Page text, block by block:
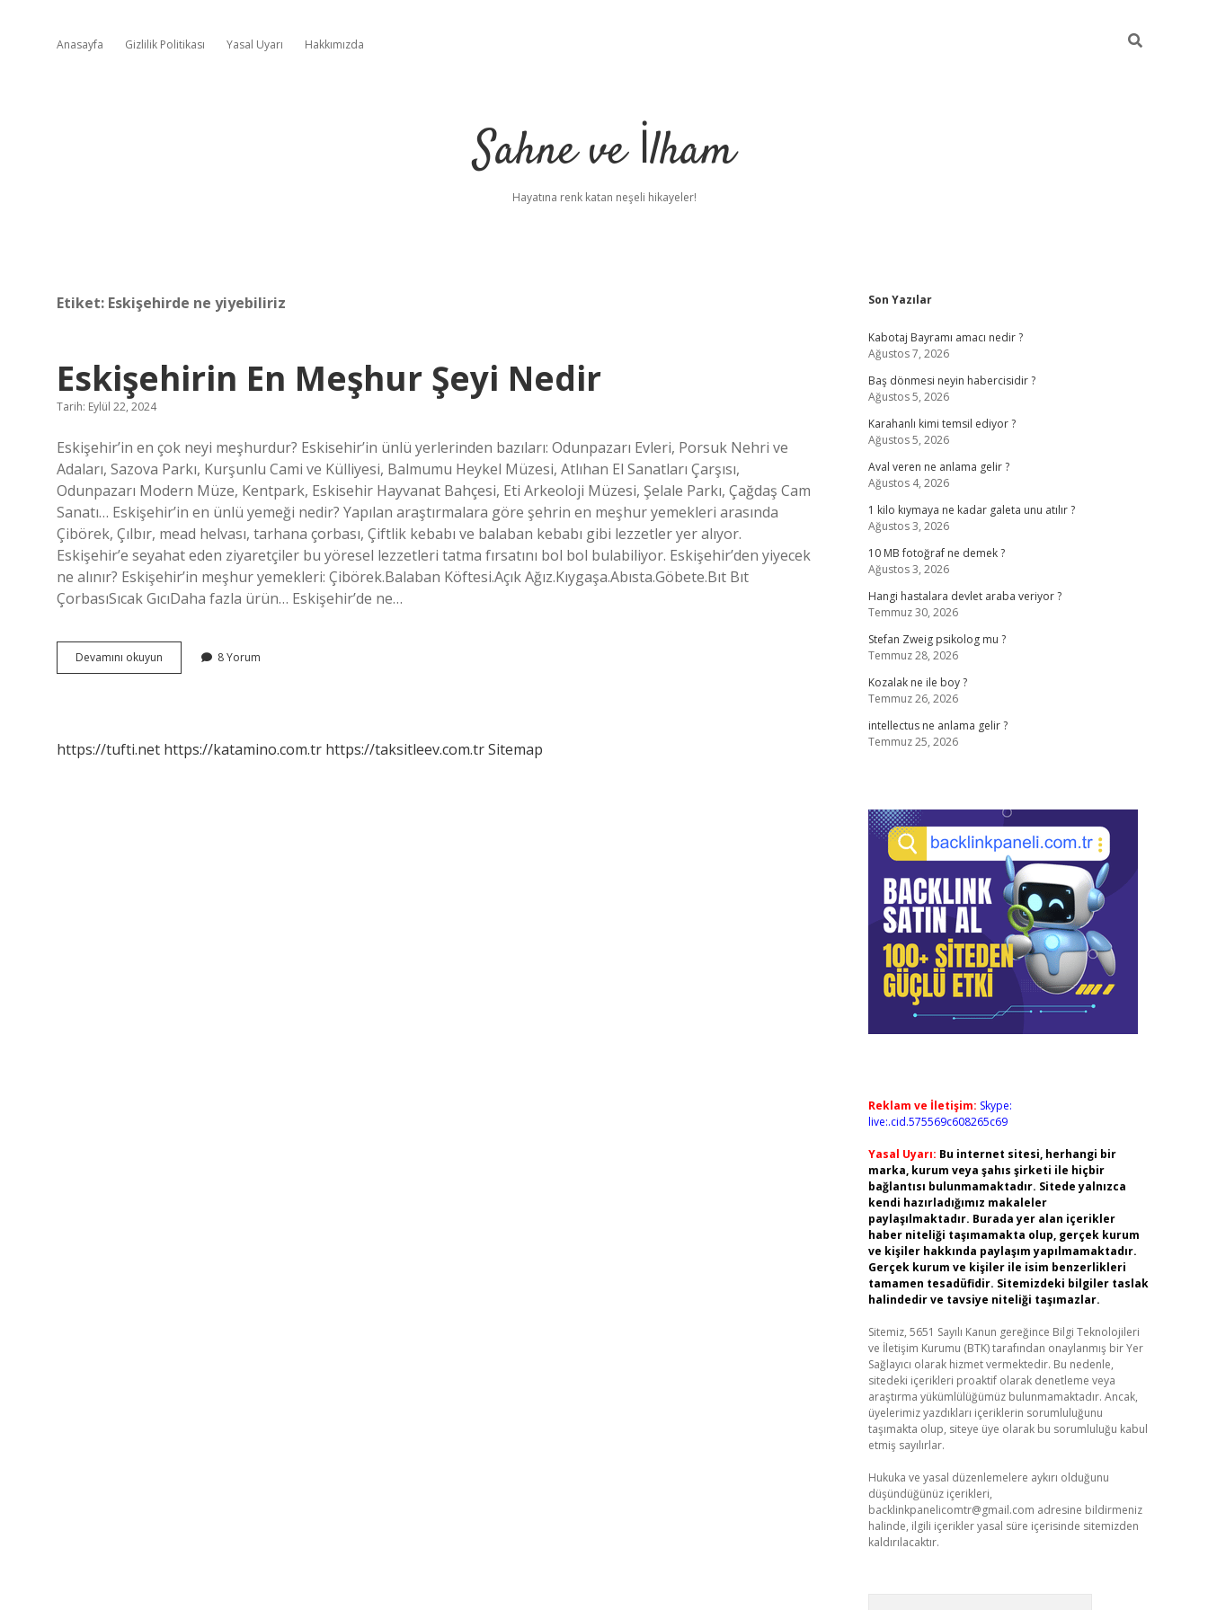
Anasayfa Gizlilik Politikası Yasal Uyarı Hakkımızda
Sahne ve İlham
Hayatına renk katan neşeli hikayeler!
Etiket: Eskişehirde ne yiyebiliriz
Eskişehirin En Meşhur Şeyi Nedir
Tarih: Eylül 22, 2024
Eskişehir’in en çok neyi meşhurdur? Eskisehir’in ünlü yerlerinden bazıları: Odunpazarı Evleri, Porsuk Nehri ve
Adaları, Sazova Parkı, Kurşunlu Cami ve Külliyesi, Balmumu Heykel Müzesi, Atlıhan El Sanatları Çarşısı,
Odunpazarı Modern Müze, Kentpark, Eskisehir Hayvanat Bahçesi, Eti Arkeoloji Müzesi, Şelale Parkı, Çağdaş Cam
Sanatı… Eskişehir’in en ünlü yemeği nedir? Yapılan araştırmalara göre şehrin en meşhur yemekleri arasında
Çibörek, Çılbır, mead helvası, tarhana çorbası, Çiftlik kebabı ve balaban kebabı gibi lezzetler yer alıyor.
Eskişehir’e seyahat eden ziyaretçiler bu yöresel lezzetleri tatma fırsatını bol bol bulabiliyor. Eskişehir’den yiyecek
ne alınır? Eskişehir’in meşhur yemekleri: Çibörek.Balaban Köftesi.Açık Ağız.Kıygaşa.Abısta.Göbete.Bıt Bıt
ÇorbasıSıcak GıcıDaha fazla ürün… Eskişehir’de ne…
Devamını okuyun Eskişehirin
En
8 Yorum
https://tufti.net https://katamino.com.tr https://taksitleev.com.trSitemap
Sidebar
Son Yazılar
Kabotaj Bayramı amacı nedir ?
Ağustos 7, 2026
Baş dönmesi neyin habercisidir ?
Ağustos 5, 2026
Karahanlı kimi temsil ediyor ?
Ağustos 5, 2026
Aval veren ne anlama gelir ?
Ağustos 4, 2026
1 kilo kıymaya ne kadar galeta unu atılır ?
Ağustos 3, 2026
10 MB fotoğraf ne demek ?
Ağustos 3, 2026
Hangi hastalara devlet araba veriyor ?
Temmuz 30, 2026
Stefan Zweig psikolog mu ?
Temmuz 28, 2026
Kozalak ne ile boy ?
Temmuz 26, 2026
intellectus ne anlama gelir ?
Temmuz 25, 2026
Reklam ve İletişim: Skype:
live:.cid.575569c608265c69
Yasal Uyarı: Bu internet sitesi, herhangi bir
marka, kurum veya şahıs şirketi ile hiçbir
bağlantısı bulunmamaktadır. Sitede yalnızca
kendi hazırladığımız makaleler
paylaşılmaktadır. Burada yer alan içerikler
haber niteliği taşımamakta olup, gerçek kurum
ve kişiler hakkında paylaşım yapılmamaktadır.
Gerçek kurum ve kişiler ile isim benzerlikleri
tamamen tesadüfidir. Sitemizdeki bilgiler taslak
halindedir ve tavsiye niteliği taşımazlar.
Sitemiz, 5651 Sayılı Kanun gereğince Bilgi Teknolojileri
ve İletişim Kurumu (BTK) tarafından onaylanmış bir Yer
Sağlayıcı olarak hizmet vermektedir. Bu nedenle,
sitedeki içerikleri proaktif olarak denetleme veya
araştırma yükümlülüğümüz bulunmamaktadır. Ancak,
üyelerimiz yazdıkları içeriklerin sorumluluğunu
taşımakta olup, siteye üye olarak bu sorumluluğu kabul
etmiş sayılırlar.
Hukuka ve yasal düzenlemelere aykırı olduğunu
düşündüğünüz içerikleri,
backlinkpanelicomtr@gmail.com adresine bildirmeniz
halinde, ilgili içerikler yasal süre içerisinde sitemizden
kaldırılacaktır.
ilbet